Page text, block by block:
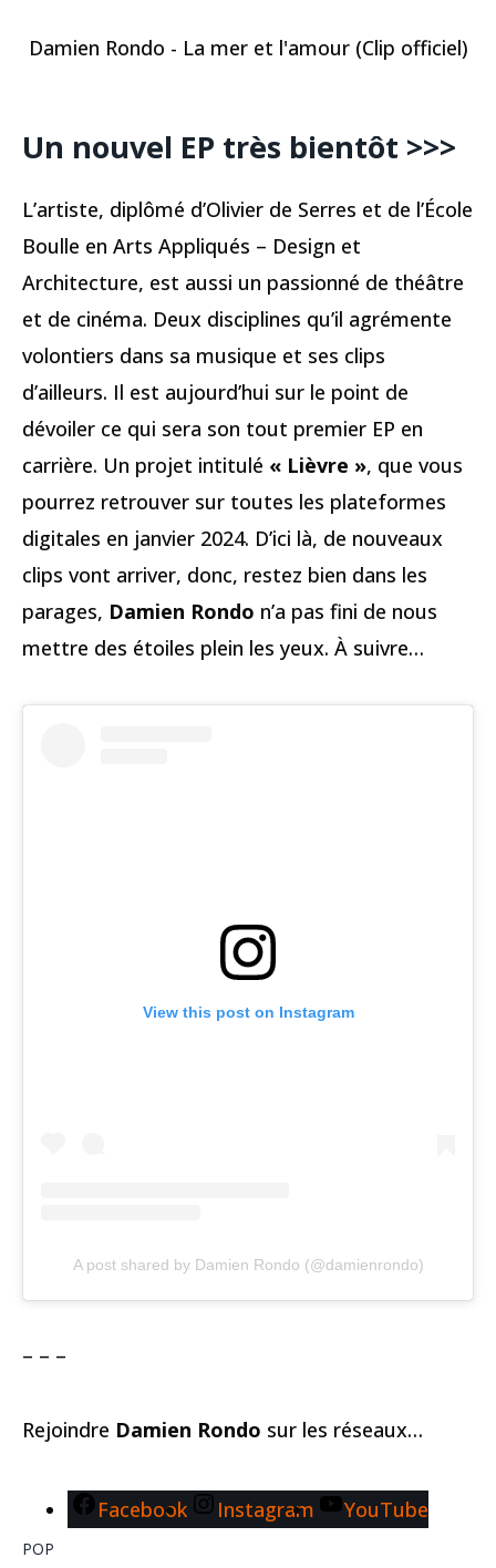
Damien Rondo - La mer et l'amour (Clip officiel)
Un nouvel EP très bientôt >>>
L’artiste, diplômé d’Olivier de Serres et de l’École
Boulle en Arts Appliqués – Design et
Architecture, est aussi un passionné de théâtre
et de cinéma. Deux disciplines qu’il agrémente
volontiers dans sa musique et ses clips
d’ailleurs. Il est aujourd’hui sur le point de
dévoiler ce qui sera son tout premier EP en
carrière. Un projet intitulé « Lièvre », que vous
pourrez retrouver sur toutes les plateformes
digitales en janvier 2024. D’ici là, de nouveaux
clips vont arriver, donc, restez bien dans les
parages, Damien Rondo n’a pas fini de nous
mettre des étoiles plein les yeux. À suivre…
View this post on Instagram
A post shared by Damien Rondo (@damienrondo)
– – –
Rejoindre Damien Rondo sur les réseaux…
Facebook Instagram YouTube
POP